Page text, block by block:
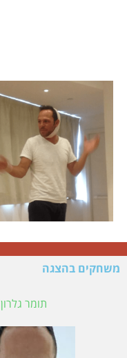
משחקים בהצגה
תומר גלרון